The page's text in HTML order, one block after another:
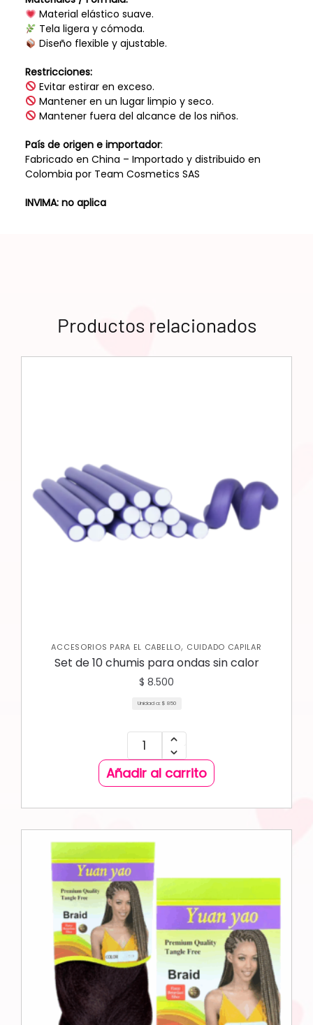
Material elástico suave.
Tela ligera y cómoda.
Diseño flexible y ajustable.
Restricciones:
Evitar estirar en exceso.
Mantener en un lugar limpio y seco.
Mantener fuera del alcance de los niños.
País de origen e importador:
Fabricado en China – Importado y distribuido en
Colombia por Team Cosmetics SAS
INVIMA: no aplica
Productos relacionados
ACCESORIOS PARA EL CABELLO, CUIDADO CAPILAR
Set de 10 chumis para ondas sin calor
$ 8.500
Unidad a: $ 850
Añadir al carrito